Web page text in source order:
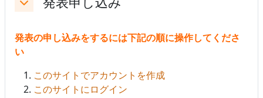
折りたたむ
発表の申し込みをするには下記の順に操作してくださ
い
このサイトでアカウントを作成
このサイトにログイン